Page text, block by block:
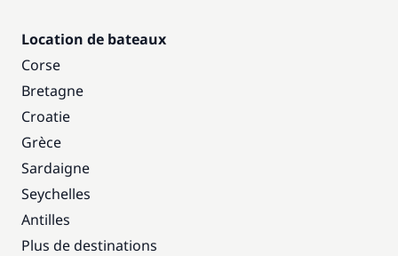
Location de bateaux
Corse
Bretagne
Croatie
Grèce
Sardaigne
Seychelles
Antilles
Plus de destinations